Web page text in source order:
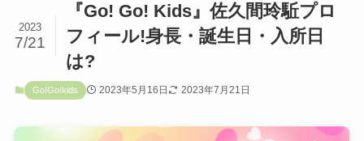
『Go! Go! Kids』佐久間玲駈プロ
フィール!身長・誕生日・入所日
は?
2023
7/21
Go!Go!kids 2023年5月16日 2023年7月21日